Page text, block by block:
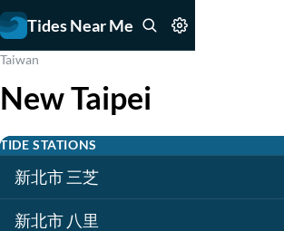
Tides Near Me
Taiwan
New Taipei
TIDE STATIONS
新北市 三芝
新北市 八里